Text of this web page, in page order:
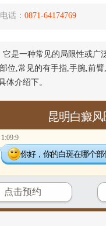
电话： 0871-64174769
是一种常见的局限性或广
位,常见的有手指,手腕,前
体介绍下。
线对皮肤的损害很大，可
不可以在阳光下暴
素。白癜风疾病的发生经
肾上腺素，而肾上腺素是
生，诱发白癜风。所以无
昆明白癜风
1:09:9
你好，你的白斑在哪个部
点击预约